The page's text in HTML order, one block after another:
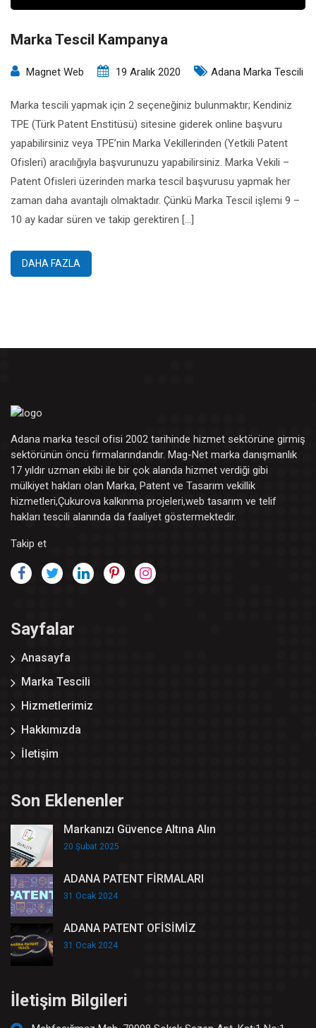
Marka Tescil Kampanya
Magnet Web 19 Aralık 2020 Adana Marka Tescili
Marka tescili yapmak için 2 seçeneğiniz bulunmaktır; Kendiniz
TPE (Türk Patent Enstitüsü) sitesine giderek online başvuru
yapabilirsiniz veya TPE’nin Marka Vekillerinden (Yetkili Patent
Ofisleri) aracılığıyla başvurunuzu yapabilirsiniz. Marka Vekili –
Patent Ofisleri üzerinden marka tescil başvurusu yapmak her
zaman daha avantajlı olmaktadır. Çünkü Marka Tescil işlemi 9 –
10 ay kadar süren ve takip gerektiren […]
DAHA FAZLA
Adana marka tescil ofisi 2002 tarihinde hizmet sektörüne girmiş
sektörünün öncü firmalarındandır. Mag-Net marka danışmanlık
17 yıldır uzman ekibi ile bir çok alanda hizmet verdiği gibi
mülkiyet hakları olan Marka, Patent ve Tasarım vekillik
hizmetleri,Çukurova kalkınma projeleri,web tasarım ve telif
hakları tescili alanında da faaliyet göstermektedir.
Takip et
Sayfalar
Anasayfa
Marka Tescili
Hizmetlerimiz
Hakkımızda
İletişim
Son Eklenenler
Markanızı Güvence Altına Alın
20 Şubat 2025
ADANA PATENT FİRMALARI
31 Ocak 2024
ADANA PATENT OFİSİMİZ
31 Ocak 2024
İletişim Bilgileri